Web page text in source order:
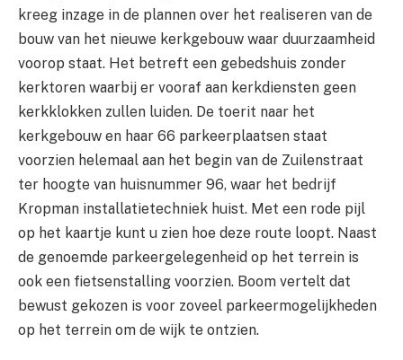
kreeg inzage in de plannen over het realiseren van de
bouw van het nieuwe kerkgebouw waar duurzaamheid
voorop staat. Het betreft een gebedshuis zonder
kerktoren waarbij er vooraf aan kerkdiensten geen
kerkklokken zullen luiden. De toerit naar het
kerkgebouw en haar 66 parkeerplaatsen staat
voorzien helemaal aan het begin van de Zuilenstraat
ter hoogte van huisnummer 96, waar het bedrijf
Kropman installatietechniek huist. Met een rode pijl
op het kaartje kunt u zien hoe deze route loopt. Naast
de genoemde parkeergelegenheid op het terrein is
ook een fietsenstalling voorzien. Boom vertelt dat
bewust gekozen is voor zoveel parkeermogelijkheden
op het terrein om de wijk te ontzien.